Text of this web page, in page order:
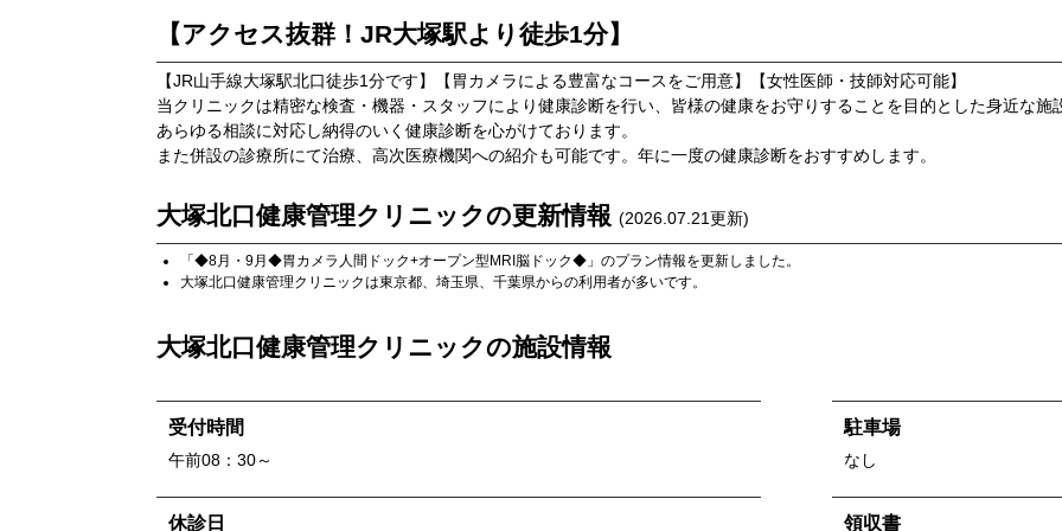
【アクセス抜群！JR大塚駅より徒歩1分】
【JR山手線大塚駅北口徒歩1分です】【胃カメラによる豊富なコースをご用意】【女性医師・技師対応可能】
当クリニックは精密な検査・機器・スタッフにより健康診断を行い、皆様の健康をお守りすることを目的とした身近な施
あらゆる相談に対応し納得のいく健康診断を心がけております。
また併設の診療所にて治療、高次医療機関への紹介も可能です。年に一度の健康診断をおすすめします。
大塚北口健康管理クリニックの更新情報 (2026.07.21更新)
「 ◆8月・9月◆胃カメラ人間ドック+オープン型MRI脳ドック◆ 」のプラン情報を更新しました。
大塚北口健康管理クリニックは東京都、 埼玉県、 千葉県からの利用者が多いです。
大塚北口健康管理クリニックの施設情報
受付時間
午前08：30～
休診日
駐車場
なし
領収書